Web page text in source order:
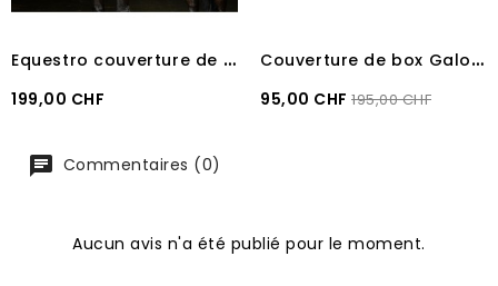
E
questro couverture de paddock ALBERTA en tissu waterproof
Prix
199,00 CHF
C
ouverture de box Galop Bordeaux taille 115 cm
Prix
95,00 CHF Prix
195,00 CHF
Commentaires (0)
Aucun avis n'a été publié pour le moment.